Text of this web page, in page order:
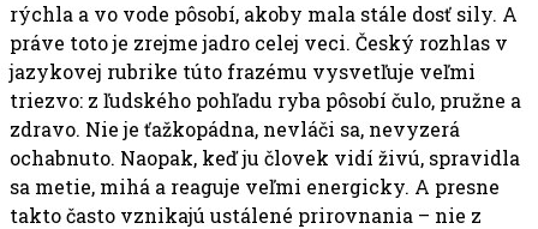
rýchla a vo vode pôsobí, akoby mala stále dosť sily. A
práve toto je zrejme jadro celej veci. Český rozhlas v
jazykovej rubrike túto frazému vysvetľuje veľmi
triezvo: z ľudského pohľadu ryba pôsobí čulo, pružne a
zdravo. Nie je ťažkopádna, nevláči sa, nevyzerá
ochabnuto. Naopak, keď ju človek vidí živú, spravidla
sa metie, mihá a reaguje veľmi energicky. A presne
takto často vznikajú ustálené prirovnania – nie z